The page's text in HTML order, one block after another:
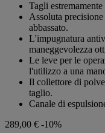
Tagli
Assoluta
abbassato.
L'impugnatura
maneggevolezza
Le leve per le
l'utilizzo a una
Il collettore di
taglio.
Canale di
289,00 € -10%